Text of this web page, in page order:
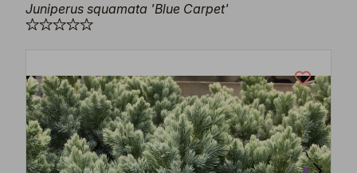
Juniperus squamata 'Blue Carpet'